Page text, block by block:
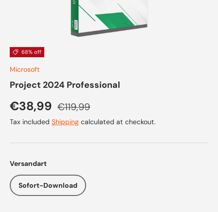
68% off
Microsoft
Project 2024 Professional
Sale price
€38,99 Regular price
€119,99
Tax included Shipping calculated at checkout.
Versandart
Sofort-Download